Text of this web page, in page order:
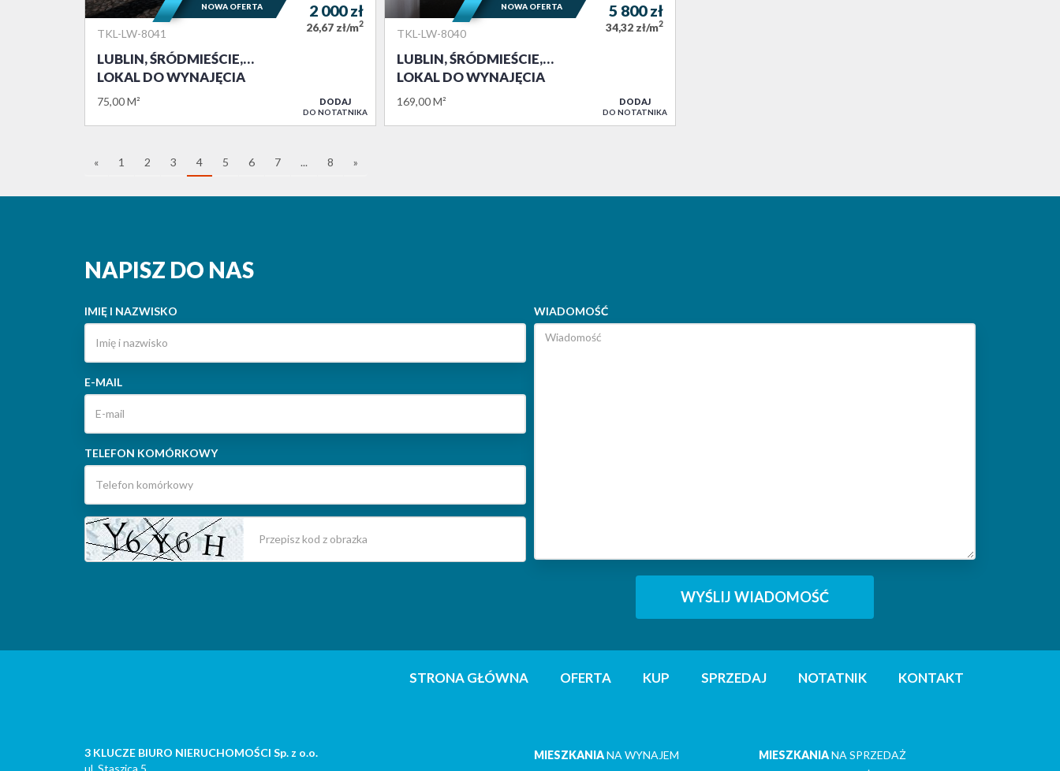
TKL-LW-8041
LUBLIN, ŚRÓDMIEŚCIE,…
LOKAL DO WYNAJĘCIA
75,00 M²
2 000zł
26,67 zł/m2
NOWA OFERTA
DODAJ
DO NOTATNIKA
TKL-LW-8040
LUBLIN, ŚRÓDMIEŚCIE,…
LOKAL DO WYNAJĘCIA
169,00 M²
5 800zł
34,32 zł/m2
NOWA OFERTA
DODAJ
DO NOTATNIKA
« 1 2 3 4 5 6 7 ... 8 »
NAPISZ DO NAS
IMIĘ I NAZWISKO
E-MAIL
TELEFON KOMÓRKOWY
WIADOMOŚĆ
STRONA GŁÓWNA OFERTA KUP SPRZEDAJ NOTATNIK KONTAKT
3 KLUCZE BIURO NIERUCHOMOŚCI Sp. z o.o.
ul. Staszica 5
MIESZKANIANA WYNAJEM
MIESZKANIANA SPRZEDAŻ